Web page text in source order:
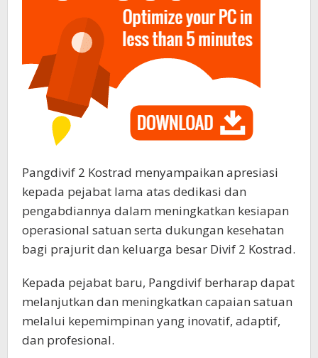
Pangdivif 2 Kostrad menyampaikan apresiasi
kepada pejabat lama atas dedikasi dan
pengabdiannya dalam meningkatkan kesiapan
operasional satuan serta dukungan kesehatan
bagi prajurit dan keluarga besar Divif 2 Kostrad.
Kepada pejabat baru, Pangdivif berharap dapat
melanjutkan dan meningkatkan capaian satuan
melalui kepemimpinan yang inovatif, adaptif,
dan profesional.